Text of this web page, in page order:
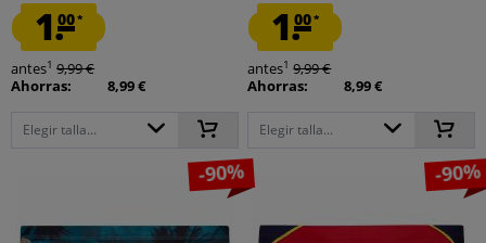
1.00*
antes1 9,99 €
Ahorras:
8,99 €
Elegir talla...
1.00*
antes1 9,99 €
Ahorras:
8,99 €
Elegir talla...
-90% -90%